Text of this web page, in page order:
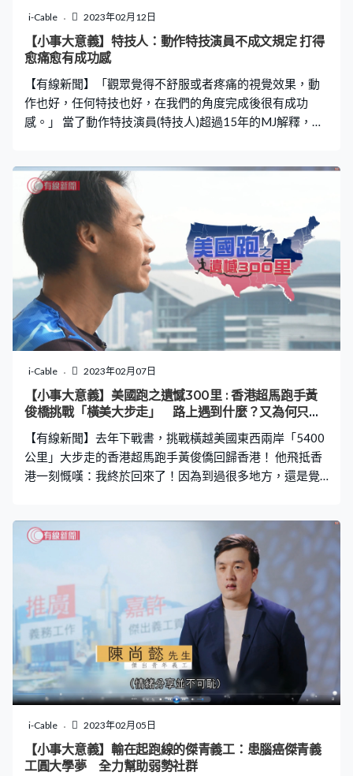
i-Cable 2023年02月12日
【小事大意義】特技人：動作特技演員不成文規定 打得
愈痛愈有成功感
【有線新聞】「觀眾覺得不舒服或者疼痛的視覺效果，動
作也好，任何特技也好，在我們的角度完成後很有成功
感。」 當了動作特技演員(特技人)超過15年的MJ解釋，行
刺激。 自小受爸爸薰陶愛上港產動作片，MJ當過跆拳道教
練，又當過舞台表演者，後來經電影界朋友引薦入行。入
行後當過古天樂、鄭伊健、黃宗澤等主演的替身演員，如
今是行內較年輕的動作指導，MJ關心行業青黃不接的同
時，亦寄語電影製作可多加入動作特技原素，「不一定要
以凝重氣氛去做一個動作﹐黑色幽默或者喜劇也可以加入
動作，各大導演或者發行商可以考慮一下，比較寄望這一
方面。」
i-Cable 2023年02月07日
【小事大意義】美國跑之遺憾300里 : 香港超馬跑手黃
俊橋挑戰「橫美大步走」 路上遇到什麼？又為何只差
最後一段？
【有線新聞】去年下戰書，挑戰橫越美國東西兩岸「5400
公里」大步走的香港超馬跑手黃俊僑回歸香港！ 他飛抵香
港一刻慨嘆：我終於回來了！因為到過很多地方，還是覺
可以完全用雙腳走完？相信人類無極限的他，又會在旅程
中遇到甚麼困境，留下甚麼遺憾？發現自己需要再成長的
i-Cable 2023年02月05日
【小事大意義】輸在起跑線的傑青義工：患腦癌傑青義
工圓大學夢 全力幫助弱勢社群